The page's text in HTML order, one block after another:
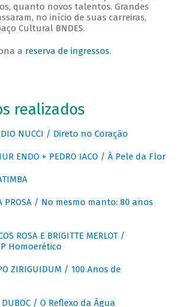
quanto novos talentos. Grandes
no início de suas carreiras,
Cultural BNDES.
a reserva de ingressos.
realizados
NUCCI / Direto no Coração
ENDO + PEDRO IACO / À Pele da Flor
PROSA / No mesmo manto: 80 anos
ROSA E BRIGITTE MERLOT /
Homoerético
ZIRIGUIDUM / 100 Anos de
DUBOC / O Reflexo da Água